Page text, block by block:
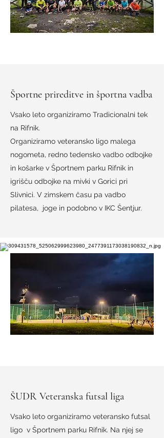
Športne prireditve in športna vadba
Vsako leto organiziramo Tradicionalni tek
na Rifnik.
Organiziramo veteransko ligo malega
nogometa, redno tedensko vadbo odbojke
in košarke v Športnem parku Rifnik in
igrišču odbojke na mivki v Gorici pri
Slivnici. V zimskem času pa vadbo
pilatesa, joge in podobno v IKC Šentjur.
ŠUDR Veteranska futsal liga
Vsako leto organiziramo veteransko futsal
ligo v Športnem parku Rifnik. Na njej se